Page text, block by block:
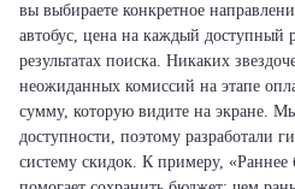
вы выбираете конкретное
автобус, цена на каждый доступный
результатах поиска. Никаких
неожиданных комиссий на этапе
сумму, которую видите на экране.
доступности, поэтому разработали
систему скидок. К примеру, «Раннее